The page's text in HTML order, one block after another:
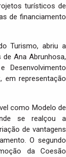
turísticos de
de financiamento
Turismo, abriu a
Ana Abrunhosa,
Desenvolvimento
em representação
como Modelo de
se realçou a
de vantagens
O segundo
da Coesão